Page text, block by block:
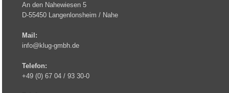
An den Nahewiesen 5
D-55450 Langenlonsheim / Nahe
Mail:
info@klug-gmbh.de
Telefon:
+49 (0) 67 04 / 93 30-0